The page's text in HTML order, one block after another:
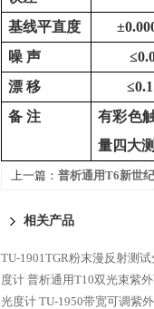
基线平直度 ±
噪 声 ≤
漂 移 ≤
备 注 有彩色
量四大
上一篇： 普析通用T6新世
相关产品
TU-1901TGR粉末漫反射测
度计 普析通用T10双光束紫
光度计 TU-1950带宽可调紫